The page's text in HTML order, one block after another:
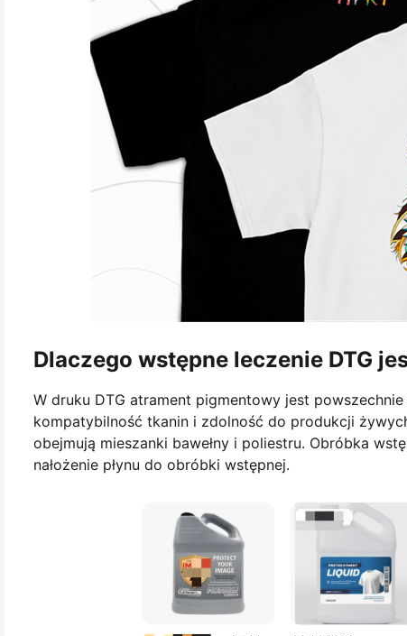
Dlaczego wstępne leczenie DTG
W druku DTG atrament pigmentowy jest
kompatybilność tkanin i zdolność do produkcji
obejmują mieszanki bawełny i poliestru. Obróbka
nałożenie płynu do obróbki wstępnej.